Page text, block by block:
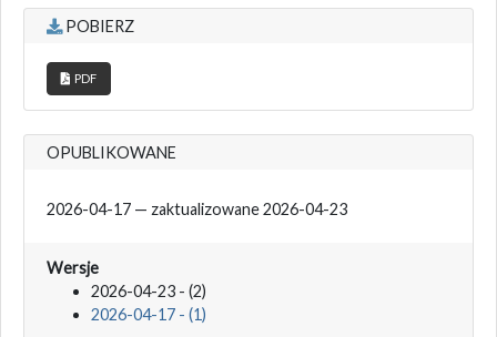
POBIERZ
PDF
OPUBLIKOWANE
2026-04-17 — zaktualizowane 2026-04-23
Wersje
2026-04-23 - (2)
2026-04-17 - (1)